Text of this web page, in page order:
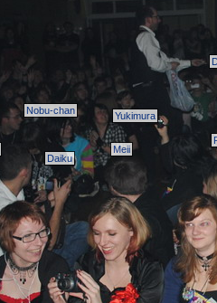
Daiku
Meii
Nobu-chan Yukimura